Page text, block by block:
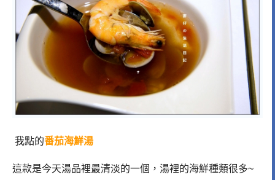
我點的番茄海鮮湯
這款是今天湯品裡最清淡的一個，湯裡的海鮮種類很多~